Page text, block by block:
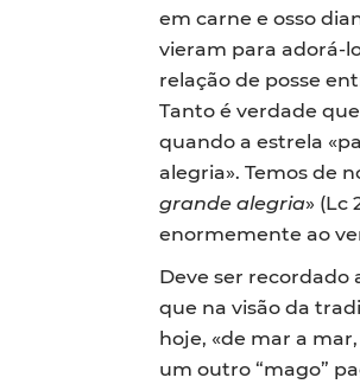
em carne e osso
vieram para adorá-
relação de posse
Tanto é verdade
quando a estrela
alegria». Temos de
grande alegria» (Lc
enormemente ao
Deve ser recordado
que na visão da
hoje, «de mar a
um outro “mago”